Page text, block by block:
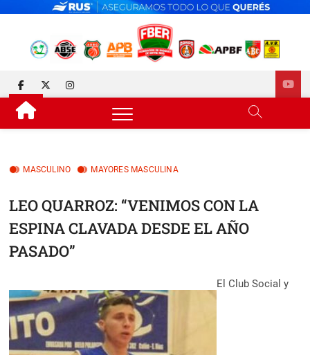
FEDERACIÓN DE BÁSQUET
DE ENTRE RÍOS
facebook
twitterinstagram
MASCULINO MAYORES MASCULINA
LEO QUARROZ: “VENIMOS CON LA
ESPINA CLAVADA DESDE EL AÑO
PASADO”
El Club Social y